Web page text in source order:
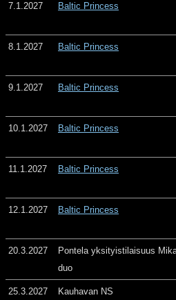
7.1.2027 Baltic Princess
8.1.2027 Baltic Princess
9.1.2027 Baltic Princess
10.1.2027 Baltic Princess
11.1.2027 Baltic Princess
12.1.2027 Baltic Princess
20.3.2027
Pontela yksityistilaisuus
duo
25.3.2027 Kauhavan NS